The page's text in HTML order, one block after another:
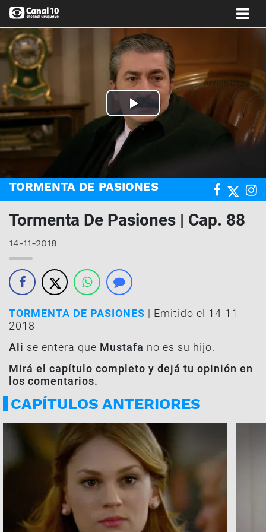
Play
TORMENTA DE PASIONES
Tormenta De Pasiones | Cap. 88
14-11-2018
TORMENTA DE PASIONES | Emitido el 14-11-
2018
Ali se entera que Mustafa no es su hijo.
Mirá el capítulo completo y dejá tu opinión en
los comentarios.
CAPÍTULOS ANTERIORES